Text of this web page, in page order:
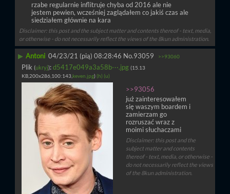
rzabe regularnie inflitruje chyba od 2016 ale nie
jestem pewien, wcześniej zaglądałem co jakiś czas ale
siedziałem głównie na kara
Disclaimer: this post and the subject matter and contents thereof - text, media,
or otherwise - do not necessarily reflect the views of the 8kun administration.
▶ Antoni 04/23/21 (pią) 08:28:46 No.93059 >>93060
Plik (ukryj):d5417e049a3a58b⋯.jpg (15.13
KB,200x286,100:143, keven.jpg)(h) (u)
>>93056
już zainteresowałem
się waszym boardem i
zamierzam go
rozruszać wraz z
moimi słuchaczami
Disclaimer: this post and the
subject matter and contents
thereof - text, media, or otherwise -
do not necessarily reflect the views
of the 8kun administration.